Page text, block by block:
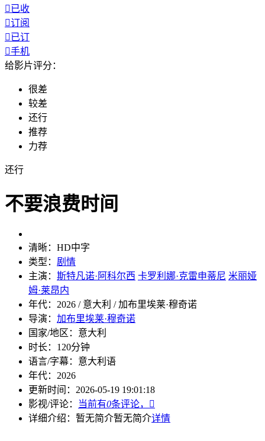
已收
订阅
已订
手机
给影片评分：
很差
较差
还行
推荐
力荐
还行
不要浪费时间
清晰： HD中字
类型： 剧情
主演： 斯特凡诺·阿科尔西 卡罗利娜·克雷申蒂尼 米丽娅
姆·莱昂内
年代： 2026 / 意大利 / 加布里埃莱·穆奇诺
导演： 加布里埃莱·穆奇诺
国家/地区： 意大利
时长： 120分钟
语言/字幕： 意大利语
年代： 2026
更新时间： 2026-05-19 19:01:18
影视/评论：
当前有0条评论，

详细介绍： 暂无简介暂无简介详情